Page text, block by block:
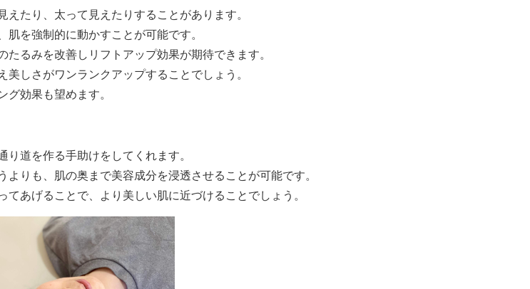
たり、太って見えたりすることがあります。
を強制的に動かすことが可能です。
るみを改善しリフトアップ効果が期待できます。
しさがワンランクアップすることでしょう。
グ効果も望めます。
道を作る手助けをしてくれます。
りも、肌の奥まで美容成分を浸透させることが可能です。
あげることで、より美しい肌に近づけることでしょう。